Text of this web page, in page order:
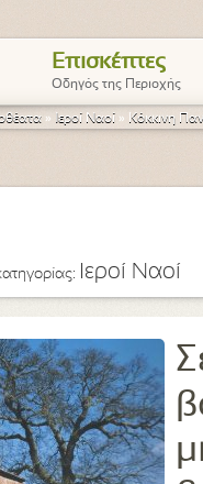
Επισκέπτες
Οδηγός της Περιοχής
» Ιεροί Ναοί » Κόκκινη
Ιεροί Ναοί